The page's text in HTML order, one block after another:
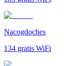
Nacogdoches
134 gratis WiFi